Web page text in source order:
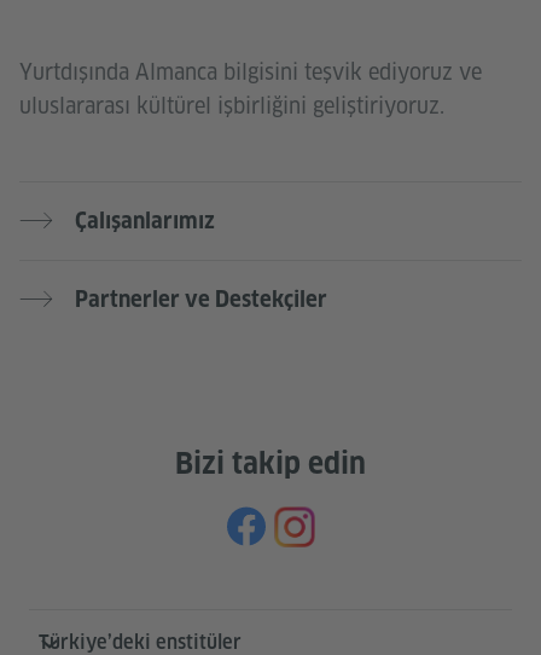
Yurtdışında Almanca bilgisini teşvik ediyoruz ve
uluslararası kültürel işbirliğini geliştiriyoruz.
Çalışanlarımız
Partnerler ve Destekçiler
Bizi takip edin
Service- und Informationsbereich
Türkiye’deki enstitüler